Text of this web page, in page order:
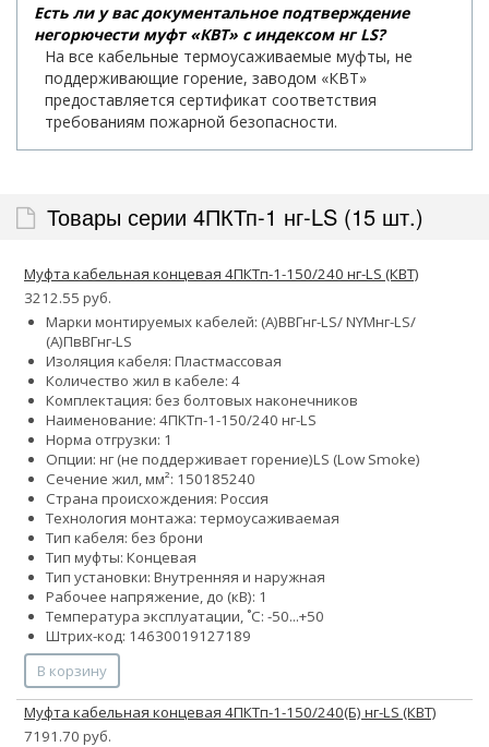
Есть ли у вас документальное подтверждение
негорючести муфт «КВТ» с индексом нг LS?
На все кабельные термоусаживаемые муфты, не
поддерживающие горение, заводом «КВТ»
предоставляется сертификат соответствия
требованиям пожарной безопасности.
Товары серии 4ПКТп-1 нг-LS (15 шт.)
Муфта кабельная концевая 4ПКТп-1-150/240 нг-LS (КВТ)
3212.55 руб.
Марки монтируемых кабелей: (А)ВВГнг-LS/ NYMнг-LS/
(А)ПвВГнг-LS
Изоляция кабеля: Пластмассовая
Количество жил в кабеле: 4
Комплектация: без болтовых наконечников
Наименование: 4ПКТп-1-150/240 нг-LS
Норма отгрузки: 1
Опции: нг (не поддерживает горение)LS (Low Smoke)
Сечение жил, мм²: 150185240
Страна происхождения: Россия
Технология монтажа: термоусаживаемая
Тип кабеля: без брони
Тип муфты: Концевая
Тип установки: Внутренняя и наружная
Рабочее напряжение, до (кВ): 1
Температура эксплуатации, ˚С: -50...+50
Штрих-код: 14630019127189
В корзину
Муфта кабельная концевая 4ПКТп-1-150/240(Б) нг-LS (КВТ)
7191.70 руб.